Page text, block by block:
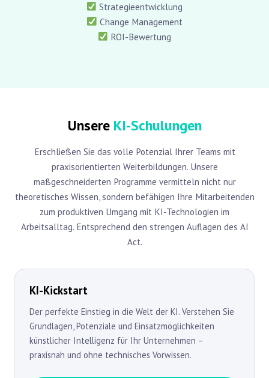
Strategieentwicklung
Change Management
ROI-Bewertung
Unsere KI-Schulungen
Erschließen Sie das volle Potenzial Ihrer Teams mit
praxisorientierten Weiterbildungen. Unsere
maßgeschneiderten Programme vermitteln nicht nur
theoretisches Wissen, sondern befähigen Ihre Mitarbeitenden
zum produktiven Umgang mit KI-Technologien im
Arbeitsalltag. Entsprechend den strengen Auflagen des AI
Act.
KI-Kickstart
Der perfekte Einstieg in die Welt der KI. Verstehen Sie
Grundlagen, Potenziale und Einsatzmöglichkeiten
künstlicher Intelligenz für Ihr Unternehmen –
praxisnah und ohne technisches Vorwissen.